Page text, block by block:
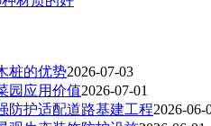
桩的优势2026-07-03
园应用价值2026-07-01
防护适配道路基建工程2026-06-